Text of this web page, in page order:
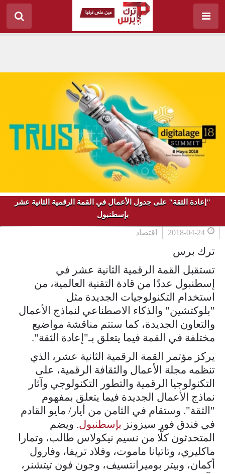
"إعادة الثقة" على جدول الأعمال في القمة الرقمية الثانية عشر
بإسطنبول
2018-04-24 اقتصاد
ترك برس
تستقبل القمة الرقمية الثانية عشر في
إسطنبول عددًا من قادة التقنية العالمية، من
استخدام التكنولوجيات الجديدة مثل
"بلوكتشين" والذكاء الاصطناعي لنماذج الأعمال
والتعاون الجديدة، كما ستتم مناقشة مواضيع
مختلفة في القمة فيما يتعلق بـ"إعادة الثقة".
يركز مؤتمر القمة الرقمية الثانية عشر، الذي
تنظمه مجلة الأعمال والثقافة الرقمية، على
التكنولوجيا الرقمية والتطور التكنولوجي وآثار
نماذج الأعمال الجديدة فيما يتعلق بمفهوم
"الثقة". وستقام في الثامن من أيار/ مايو القادم
في فندق فور سيزونز بإسطنبول. ويضم
المتحدثون كلًّا من نسيم نيكولاس طالب، وتمارا
ماكليري، وتاتيانا ماموت، وفلاد تريفا، وفارول
أكمان، وبيتر بوميرانتسيف، وجون فون تيتشنر،